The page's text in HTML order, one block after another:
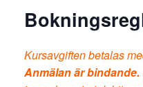
Kursavgiften betalas
Anmälan är bindande.